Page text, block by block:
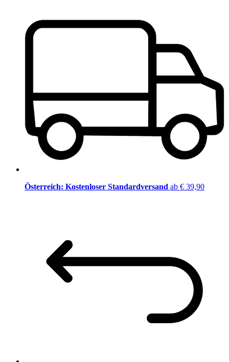
Österreich: Kostenloser Standardversand ab € 39,90